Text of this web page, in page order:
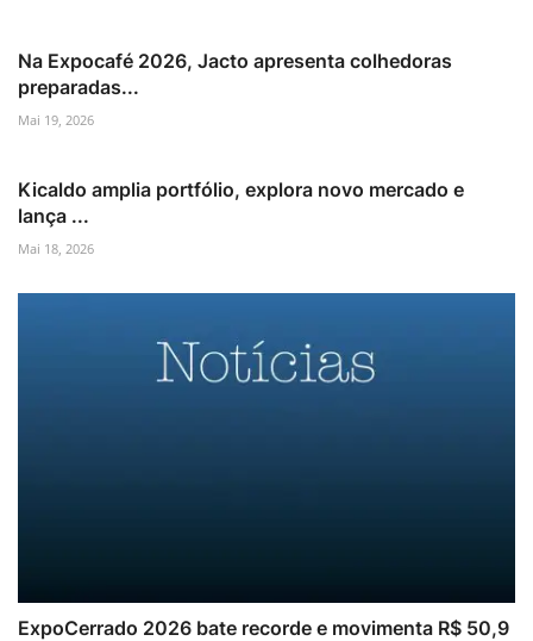
Na Expocafé 2026, Jacto apresenta colhedoras
preparadas...
Mai 19, 2026
Kicaldo amplia portfólio, explora novo mercado e
lança ...
Mai 18, 2026
ExpoCerrado 2026 bate recorde e movimenta R$ 50,9